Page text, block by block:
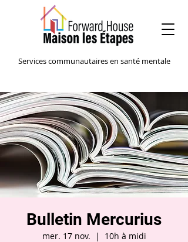
Services communautaires en santé mentale
Bulletin Mercurius
mer. 17 nov.
  |
10h à midi